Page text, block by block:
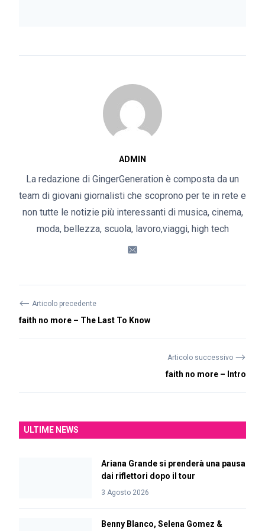
ADMIN
La redazione di GingerGeneration è composta da un
team di giovani giornalisti che scoprono per te in rete e
non tutte le notizie più interessanti di musica, cinema,
moda, bellezza, scuola, lavoro,viaggi, high tech
⟵ Articolo precedente
faith no more – The Last To Know
Articolo successivo ⟶
faith no more – Intro
ULTIME NEWS
Ariana Grande si prenderà una pausa
dai riflettori dopo il tour
3 Agosto 2026
Benny Blanco, Selena Gomez &